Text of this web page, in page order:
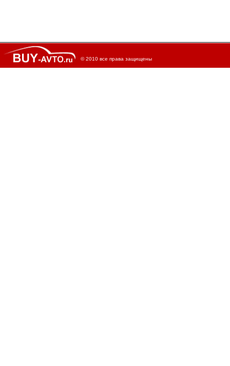
© 2010 все права защищены